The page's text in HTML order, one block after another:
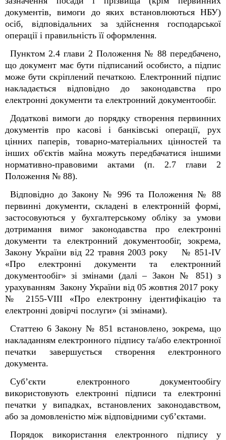
документів, вимоги до яких встановлюються НБУ)
осіб, відповідальних за здійснення господарської
операції і правильність її оформлення.
Пунктом 2.4 глави 2 Положення № 88 передбачено,
що документ має бути підписаний особисто, а підпис
може бути скріплений печаткою. Електронний підпис
накладається відповідно до законодавства про
електронні документи та електронний документообіг.
Додаткові вимоги до порядку створення первинних
документів про касові і банківські операції, рух
цінних паперів, товарно-матеріальних цінностей та
інших об'єктів майна можуть передбачатися іншими
нормативно-правовими актами (п. 2.7 глави 2
Положення № 88).
Відповідно до Закону № 996 та Положення № 88
первинні документи, складені в електронній формі,
застосовуються у бухгалтерському обліку за умови
дотримання вимог законодавства про електронні
документи та електронний документообіг, зокрема,
Закону України від 22 травня 2003 року № 851-IV
«Про електронні документи та електронний
документообіг» зі змінами (далі – Закон № 851) з
урахуванням Закону України від 05 жовтня 2017 року
№ 2155-VIII «Про електронну ідентифікацію та
електронні довірчі послуги» (зі змінами).
Статтею 6 Закону № 851 встановлено, зокрема, що
накладанням електронного підпису та/або електронної
печатки завершується створення електронного
документа.
Суб’єкти електронного документообігу
використовують електронні підписи та електронні
печатки у випадках, встановлених законодавством,
або за домовленістю між відповідними суб’єктами.
Порядок використання електронного підпису у